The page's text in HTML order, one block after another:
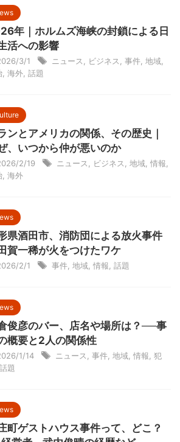
年｜ホルムズ海峡の封鎖による日
活への影響
3/1 ニュース ビジネス 事件 地域
海外 話題
ンとアメリカの関係、その歴史｜
、いつから仲が悪いのか
2/19 ニュース ビジネス 地域 情報
海外
県酒田市、消防団による放火事件
田賀一稀が火をつけたワケ
2/1 事件 地域 情報 話題
俊彦のバー、店名や場所は？──事
概要と2人の関係性
1/14 ニュース 事件 地域 情報 犯
話題
町ゲストハウス事件って、どこ？